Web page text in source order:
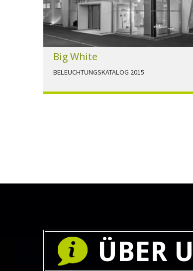
Big White
BELEUCHTUNGSKATALOG 2015
ÜBER